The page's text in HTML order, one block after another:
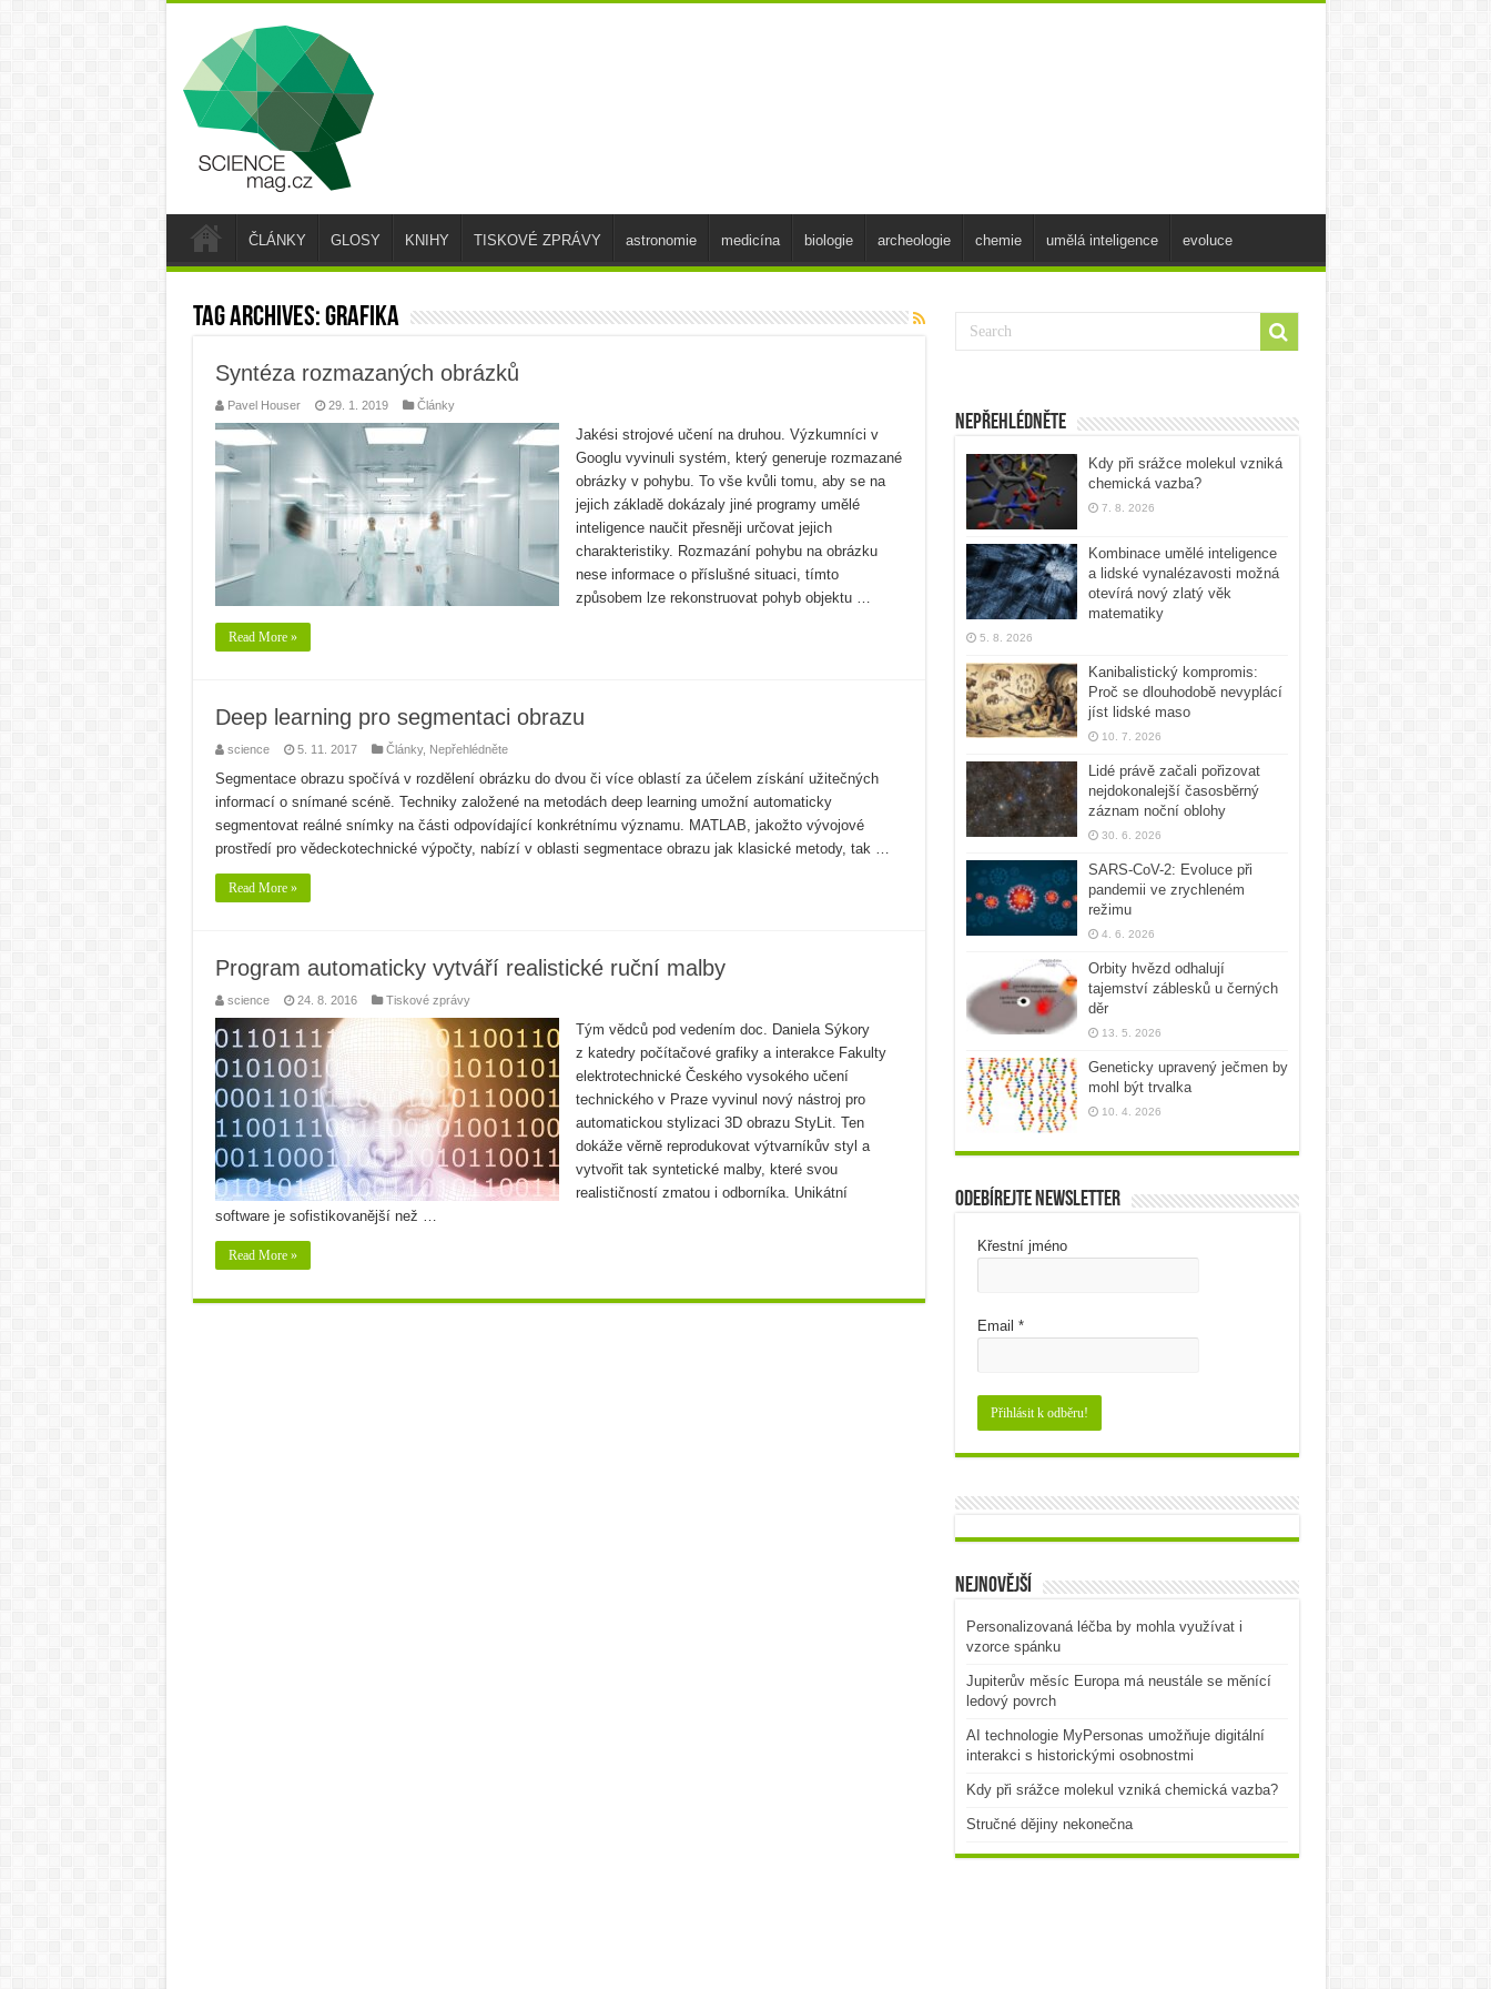
ČLÁNKY GLOSY KNIHY TISKOVÉ ZPRÁVY astronomie medicína biologie archeologie chemie umělá inteligence evoluce
Tag Archives:grafika
Syntéza rozmazaných obrázků
Pavel Houser 29. 1. 2019 Články
Jakési strojové učení na druhou. Výzkumníci v
Googlu vyvinuli systém, který generuje rozmazané
obrázky v pohybu. To vše kvůli tomu, aby se na
jejich základě dokázaly jiné programy umělé
inteligence naučit přesněji určovat jejich
charakteristiky. Rozmazání pohybu na obrázku
nese informace o příslušné situaci, tímto
způsobem lze rekonstruovat pohyb objektu …
Read More »
Deep learning pro segmentaci obrazu
science 5. 11. 2017 Články, Nepřehlédněte
Segmentace obrazu spočívá v rozdělení obrázku do dvou či více oblastí za účelem získání užitečných
informací o snímané scéně. Techniky založené na metodách deep learning umožní automaticky
segmentovat reálné snímky na části odpovídající konkrétnímu významu. MATLAB, jakožto vývojové
prostředí pro vědeckotechnické výpočty, nabízí v oblasti segmentace obrazu jak klasické metody, tak …
Read More »
Program automaticky vytváří realistické ruční malby
science 24. 8. 2016 Tiskové zprávy
Tým vědců pod vedením doc. Daniela Sýkory
z katedry počítačové grafiky a interakce Fakulty
elektrotechnické Českého vysokého učení
technického v Praze vyvinul nový nástroj pro
automatickou stylizaci 3D obrazu StyLit. Ten
dokáže věrně reprodukovat výtvarníkův styl a
vytvořit tak syntetické malby, které svou
realističností zmatou i odborníka. Unikátní
software je sofistikovanější než …
Read More »
Nepřehlédněte
Kdy při srážce molekul vzniká
chemická vazba?
7. 8. 2026
Kombinace umělé inteligence
a lidské vynalézavosti možná
otevírá nový zlatý věk
matematiky
5. 8. 2026
Kanibalistický kompromis:
Proč se dlouhodobě nevyplácí
jíst lidské maso
10. 7. 2026
Lidé právě začali pořizovat
nejdokonalejší časosběrný
záznam noční oblohy
30. 6. 2026
SARS-CoV-2: Evoluce při
pandemii ve zrychleném
režimu
4. 6. 2026
Orbity hvězd odhalují
tajemství záblesků u černých
děr
13. 5. 2026
Geneticky upravený ječmen by
mohl být trvalka
10. 4. 2026
Odebírejte newsletter
Křestní jméno
Email *
Nejnovější
Personalizovaná léčba by mohla využívat i
vzorce spánku
Jupiterův měsíc Europa má neustále se měnící
ledový povrch
AI technologie MyPersonas umožňuje digitální
interakci s historickými osobnostmi
Kdy při srážce molekul vzniká chemická vazba?
Stručné dějiny nekonečna